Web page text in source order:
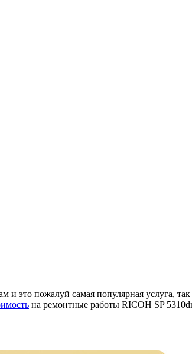
пожалуй самая популярная услуга, так
на ремонтные работы RICOH SP